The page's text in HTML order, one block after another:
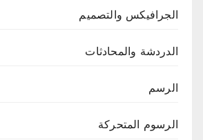
الجرافيكس والتصميم
الدردشة والمحادثات
الرسم
الرسوم المتحركة